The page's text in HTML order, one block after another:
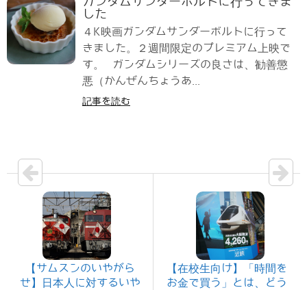
した
４K映画ガンダムサンダーボルトに行って
きました。２週間限定のプレミアム上映で
す。 ガンダムシリーズの良さは、勧善懲
悪（かんぜんちょうあ...
記事を読む
【サムスンのいやがら
せ】日本人に対するいや
【在校生向け】「時間を
お金で買う」とは、どう